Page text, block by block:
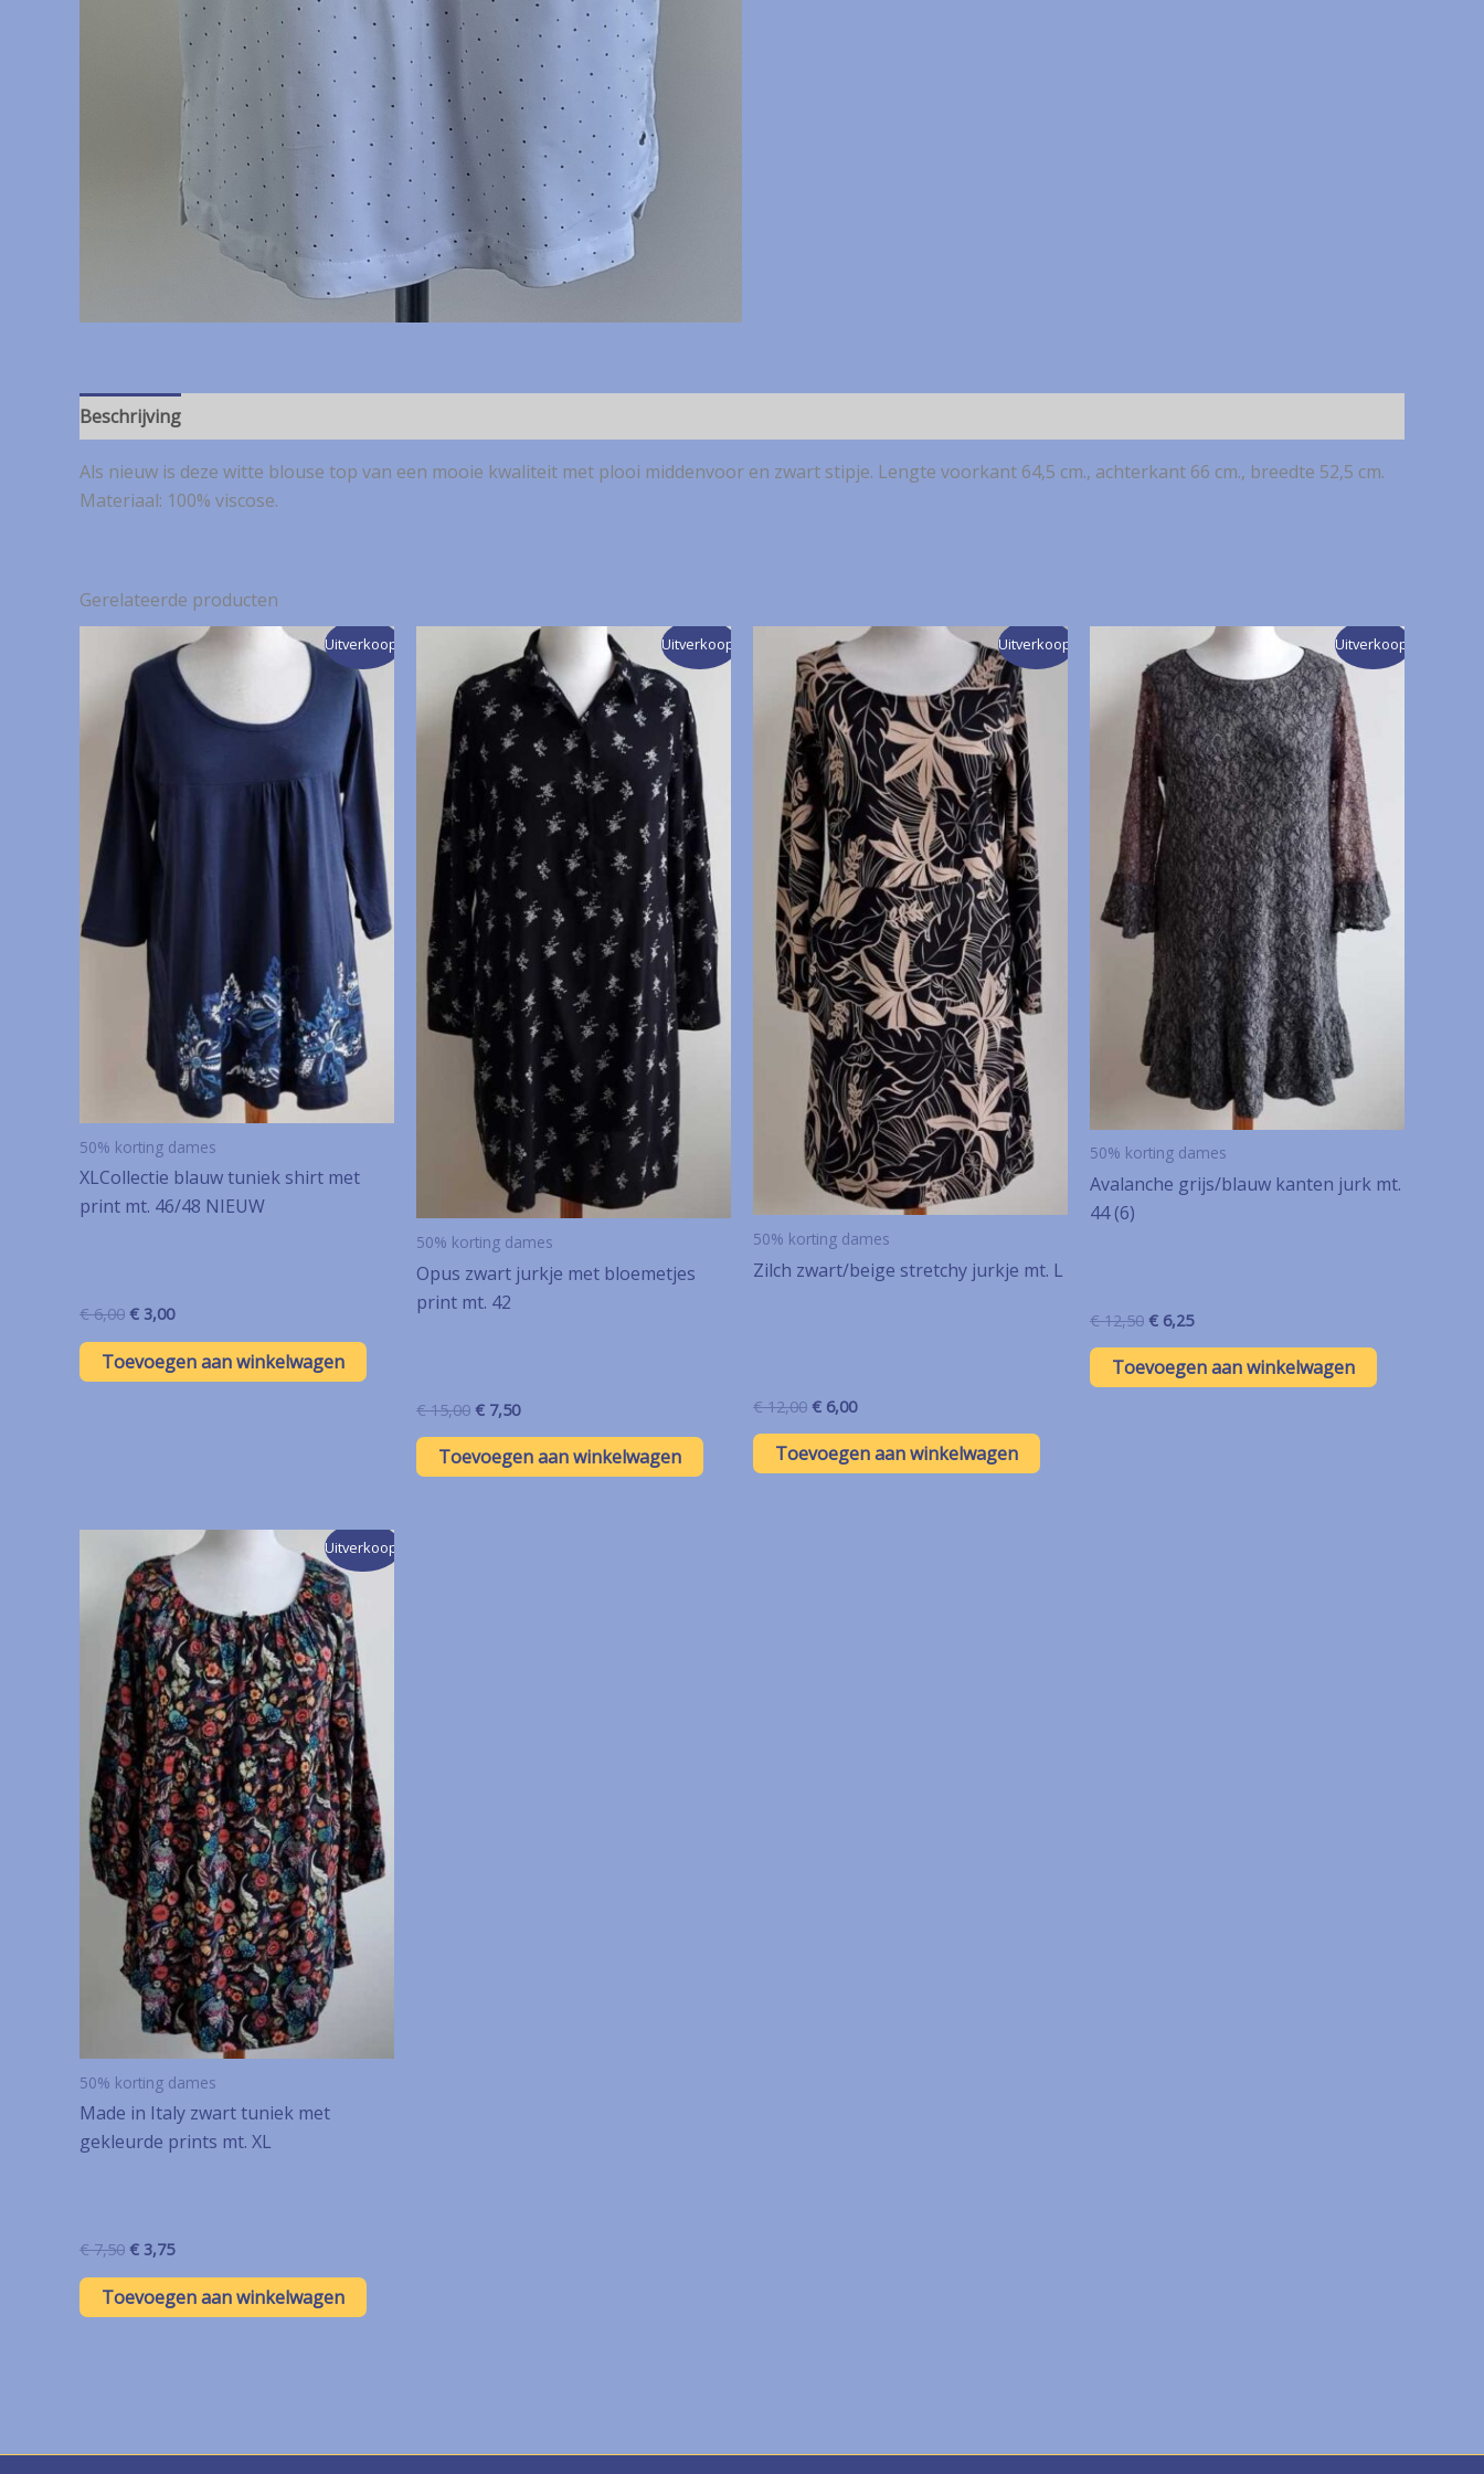
Beschrijving
Als nieuw is deze witte blouse top van een mooie kwaliteit met plooi middenvoor en zwart stipje. Lengte voorkant 64,5 cm., achterkant 66 cm., breedte 52,5 cm.
Materiaal: 100% viscose.
Gerelateerde producten
Uitverkoop!
50% korting dames
XLCollectie blauw tuniek shirt met
print mt. 46/48 NIEUW
€6,00 Oorspronkelijke
was:
€ 6,00.
€ 3,00Huidige
is:
€ 3,00.
Toevoegen aan winkelwagen
Uitverkoop!
50% korting dames
Opus zwart jurkje met bloemetjes
print mt. 42
€15,00 Oorspronkelijke
was:
€ 15,00.
€ 7,50Huidige
is:
€ 7,50.
Toevoegen aan winkelwagen
Uitverkoop!
50% korting dames
Zilch zwart/beige stretchy jurkje mt. L
€12,00 Oorspronkelijke
was:
€ 12,00.
€ 6,00Huidige
is:
€ 6,00.
Toevoegen aan winkelwagen
Uitverkoop!
50% korting dames
Avalanche grijs/blauw kanten jurk mt.
44 (6)
€12,50 Oorspronkelijke
was:
€ 12,50.
€ 6,25Huidige
is:
€ 6,25.
Toevoegen aan winkelwagen
Uitverkoop!
50% korting dames
Made in Italy zwart tuniek met
gekleurde prints mt. XL
€7,50 Oorspronkelijke
was:
€ 7,50.
€ 3,75Huidige
is:
€ 3,75.
Toevoegen aan winkelwagen